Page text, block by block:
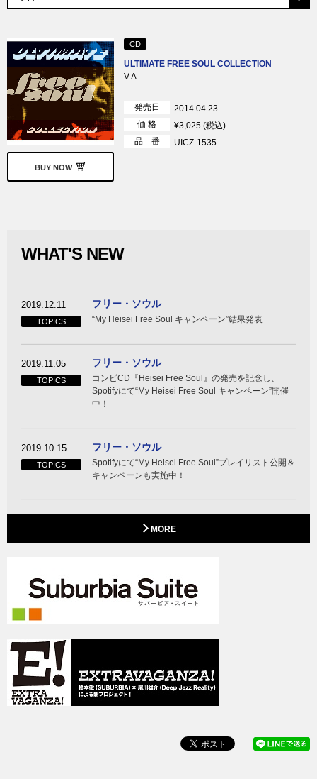
BUY NOW
CD
ULTIMATE FREE SOUL COLLECTION
V.A.
発売日
2014.04.23
価 格
¥3,025 (税込)
品 番
UICZ-1535
WHAT'S NEW
2019.12.11
TOPICS
フリー・ソウル
“My Heisei Free Soul キャンペーン”結果発表
2019.11.05
TOPICS
フリー・ソウル
コンピCD『Heisei Free Soul』の発売を記念し、
Spotifyにて“My Heisei Free Soul キャンペーン”開催
中！
2019.10.15
TOPICS
フリー・ソウル
Spotifyにて“My Heisei Free Soul”プレイリスト公開＆
キャンペーンも実施中！
MORE